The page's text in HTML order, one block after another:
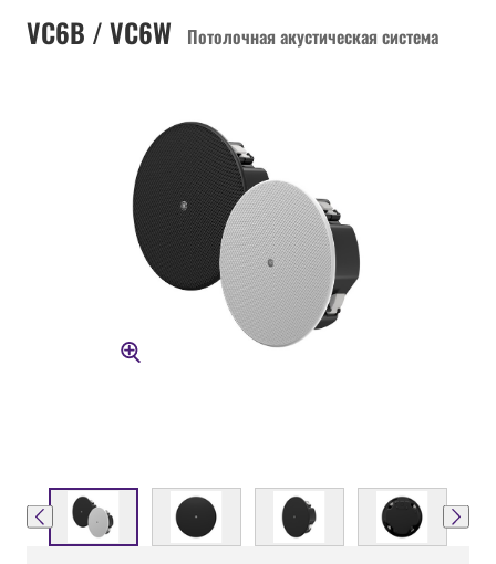
VC6B / VC6W Потолочная акустическая система